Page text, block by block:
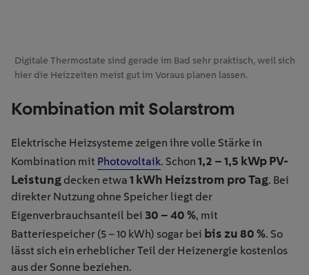
Digitale Thermostate sind gerade im Bad sehr praktisch, weil sich
hier die Heizzeiten meist gut im Voraus planen lassen.
Kombination mit Solarstrom
Elektrische Heizsysteme zeigen ihre volle Stärke in
Kombination mit Photovoltaik. Schon 1,2 – 1,5 kWp PV-
Leistung decken etwa 1 kWh Heizstrom pro Tag. Bei
direkter Nutzung ohne Speicher liegt der
Eigenverbrauchsanteil bei 30 – 40 %, mit
Batteriespeicher (5 – 10 kWh) sogar bei bis zu 80 %. So
lässt sich ein erheblicher Teil der Heizenergie kostenlos
aus der Sonne beziehen.